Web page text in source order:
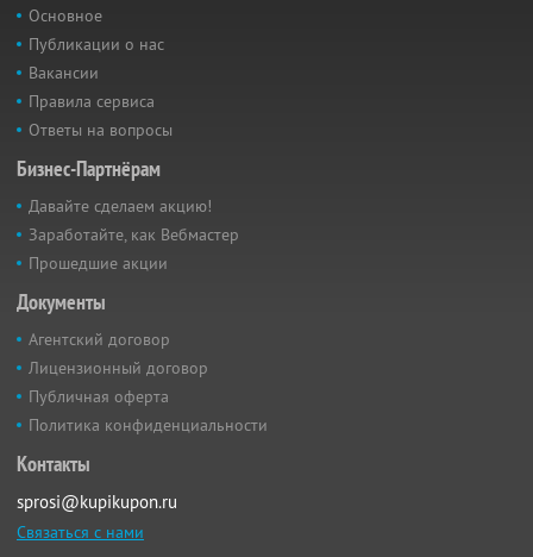
Основное
Публикации о нас
Вакансии
Правила сервиса
Ответы на вопросы
Бизнес-Партнёрам
Давайте сделаем акцию!
Заработайте, как Вебмастер
Прошедшие акции
Документы
Агентский договор
Лицензионный договор
Публичная оферта
Политика конфиденциальности
Контакты
sprosi@kupikupon.ru
Связаться с нами